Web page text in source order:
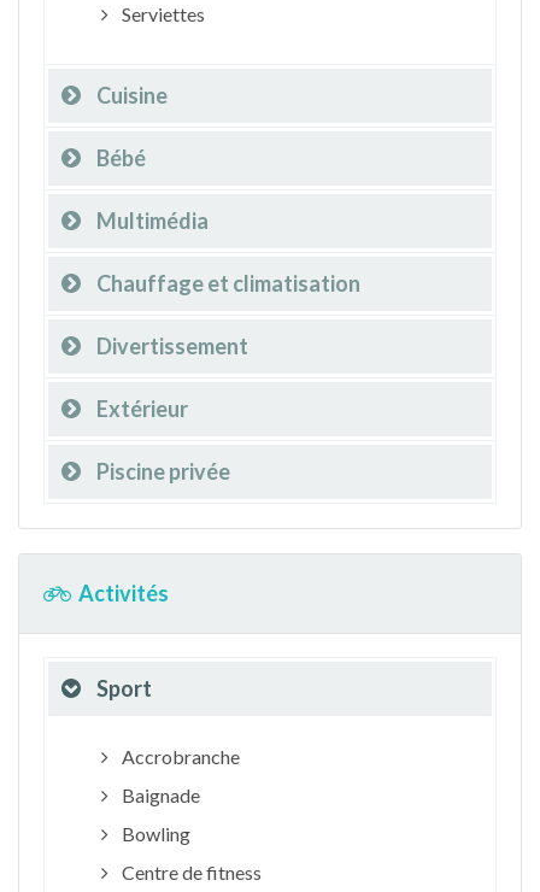
Serviettes
Cuisine
Bébé
Multimédia
Chauffage et climatisation
Divertissement
Extérieur
Piscine privée
Activités
Sport
Accrobranche
Baignade
Bowling
Centre de fitness